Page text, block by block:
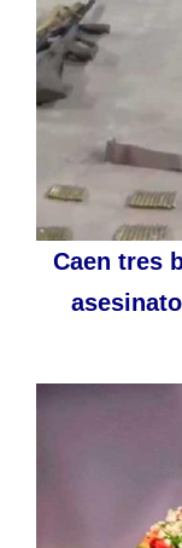
Caen tres